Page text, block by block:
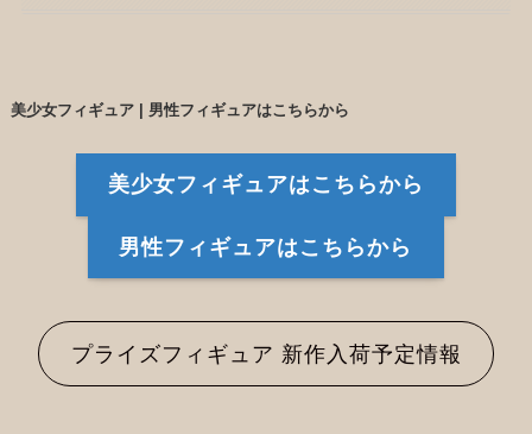
美少女フィギュア | 男性フィギュアはこちらから
美少女フィギュアはこちらから
男性フィギュアはこちらから
プライズフィギュア 新作入荷予定情報